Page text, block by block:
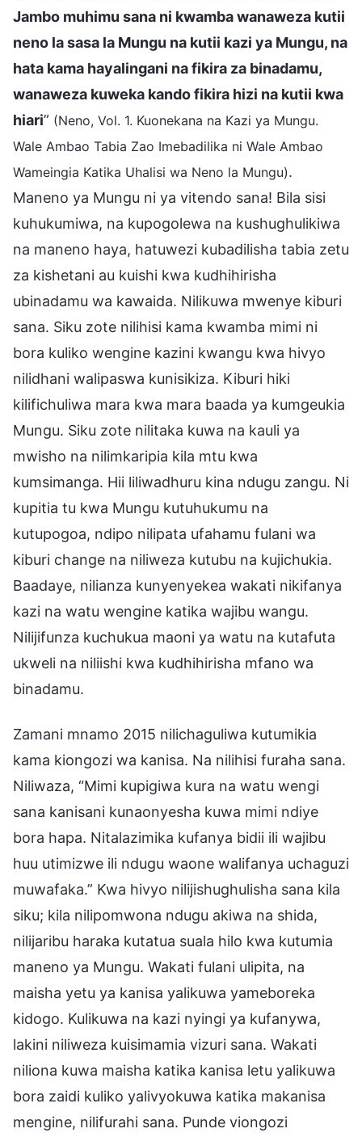
Jambo muhimu sana ni kwamba wanaweza kutii
neno la sasa la Mungu na kutii kazi ya Mungu, na
hata kama hayalingani na fikira za binadamu,
wanaweza kuweka kando fikira hizi na kutii kwa
hiari” (Neno, Vol. 1. Kuonekana na Kazi ya Mungu.
Wale Ambao Tabia Zao Imebadilika ni Wale Ambao
Wameingia Katika Uhalisi wa Neno la Mungu).
Maneno ya Mungu ni ya vitendo sana! Bila sisi
kuhukumiwa, na kupogolewa na kushughulikiwa
na maneno haya, hatuwezi kubadilisha tabia zetu
za kishetani au kuishi kwa kudhihirisha
ubinadamu wa kawaida. Nilikuwa mwenye kiburi
sana. Siku zote nilihisi kama kwamba mimi ni
bora kuliko wengine kazini kwangu kwa hivyo
nilidhani walipaswa kunisikiza. Kiburi hiki
kilifichuliwa mara kwa mara baada ya kumgeukia
Mungu. Siku zote nilitaka kuwa na kauli ya
mwisho na nilimkaripia kila mtu kwa
kumsimanga. Hii liliwadhuru kina ndugu zangu. Ni
kupitia tu kwa Mungu kutuhukumu na
kutupogoa, ndipo nilipata ufahamu fulani wa
kiburi change na niliweza kutubu na kujichukia.
Baadaye, nilianza kunyenyekea wakati nikifanya
kazi na watu wengine katika wajibu wangu.
Nilijifunza kuchukua maoni ya watu na kutafuta
ukweli na niliishi kwa kudhihirisha mfano wa
binadamu.
Zamani mnamo 2015 nilichaguliwa kutumikia
kama kiongozi wa kanisa. Na nilihisi furaha sana.
Niliwaza, “Mimi kupigiwa kura na watu wengi
sana kanisani kunaonyesha kuwa mimi ndiye
bora hapa. Nitalazimika kufanya bidii ili wajibu
huu utimizwe ili ndugu waone walifanya uchaguzi
muwafaka.” Kwa hivyo nilijishughulisha sana kila
siku; kila nilipomwona ndugu akiwa na shida,
nilijaribu haraka kutatua suala hilo kwa kutumia
maneno ya Mungu. Wakati fulani ulipita, na
maisha yetu ya kanisa yalikuwa yameboreka
kidogo. Kulikuwa na kazi nyingi ya kufanywa,
lakini niliweza kuisimamia vizuri sana. Wakati
niliona kuwa maisha katika kanisa letu yalikuwa
bora zaidi kuliko yalivyokuwa katika makanisa
mengine, nilifurahi sana. Punde viongozi